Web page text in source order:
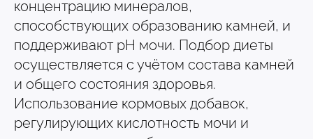
концентрацию минералов,
способствующих образованию камней, и
поддерживают pH мочи. Подбор диеты
осуществляется с учётом состава камней
и общего состояния здоровья.
Использование кормовых добавок,
регулирующих кислотность мочи и